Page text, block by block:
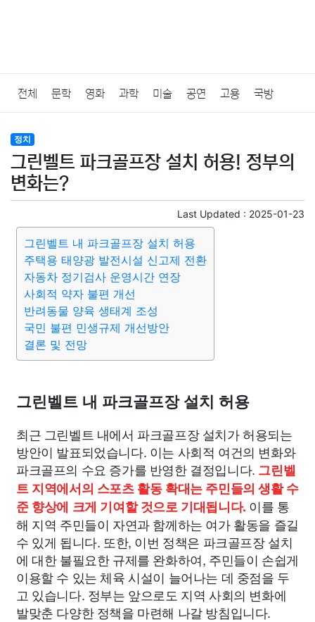
전체 문학 영화 과학 미술 공연 고용 국방
법률
질병 가요 방송 일상 주식 암호화폐 블록체인
미용 증권 인테리어
요리 상품리뷰 원예 금융 게임
대출 자동차 취미 여행 맛집
종교 사회 정치 건강 의료
부동산 외국어 교육 교통 생활 기타
정치
그린벨트 파크골프장 설치 허용! 정부의
변화는?
Last Updated : 2025-01-23
그린벨트 내 파크골프장 설치 허용
주택용 태양광 발전시설 신고제 전환
자동차 정기검사 운영시간 연장
사회적 약자 불편 개선
반려동물 양육 생태계 조성
국민 불편 민생규제 개선방안
결론 및 전망
그린벨트 내 파크골프장 설치 허용
최근 그린벨트 내에서 파크골프장 설치가 허용되는
방안이 발표되었습니다. 이는 사회적 여건의 변화와
파크골프의 수요 증가를 반영한 결정입니다. 그린벨
트 지역에서의 스포츠 활동 확대는 주민들의 생활 수
준 향상에 크게 기여할 것으로 기대됩니다. 이를 통
해 지역 주민들이 자연과 함께하는 여가 활동을 즐길
수 있게 됩니다. 또한, 이번 정책은 파크골프장 설치
에 대한 불필요한 규제를 완화하여, 주민들이 손쉽게
이용할 수 있는 체육 시설이 늘어나는 데 중점을 두
고 있습니다. 정부는 앞으로도 지역 사회의 변화에
발맞춘 다양한 정책을 마련해 나갈 방침입니다.